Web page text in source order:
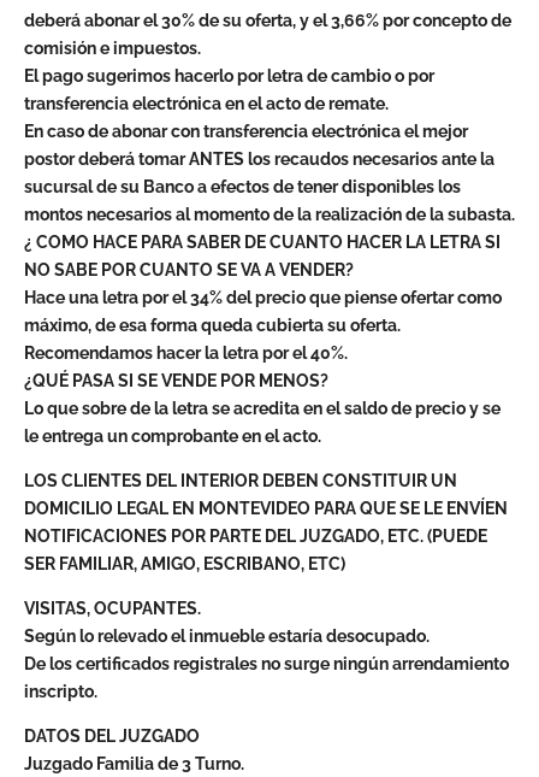
deberá abonar el 30% de su oferta, y el 3,66% por concepto de
comisión e impuestos.
El pago sugerimos hacerlo por letra de cambio o por
transferencia electrónica en el acto de remate.
En caso de abonar con transferencia electrónica el mejor
postor deberá tomar ANTES los recaudos necesarios ante la
sucursal de su Banco a efectos de tener disponibles los
montos necesarios al momento de la realización de la subasta.
¿ COMO HACE PARA SABER DE CUANTO HACER LA LETRA SI
NO SABE POR CUANTO SE VA A VENDER?
Hace una letra por el 34% del precio que piense ofertar como
máximo, de esa forma queda cubierta su oferta.
Recomendamos hacer la letra por el 40%.
¿QUÉ PASA SI SE VENDE POR MENOS?
Lo que sobre de la letra se acredita en el saldo de precio y se
le entrega un comprobante en el acto.
LOS CLIENTES DEL INTERIOR DEBEN CONSTITUIR UN
DOMICILIO LEGAL EN MONTEVIDEO PARA QUE SE LE ENVÍEN
NOTIFICACIONES POR PARTE DEL JUZGADO, ETC. (PUEDE
SER FAMILIAR, AMIGO, ESCRIBANO, ETC)
VISITAS, OCUPANTES.
Según lo relevado el inmueble estaría desocupado.
De los certificados registrales no surge ningún arrendamiento
inscripto.
DATOS DEL JUZGADO
Juzgado Familia de 3 Turno.